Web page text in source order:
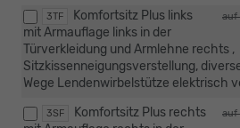
3TF auf
Komfortsitz Plus links
mit Armauflage links in der
Türverkleidung und Armlehne rechts ,
Sitzkissenneigungsverstellung,
Wege Lendenwirbelstütze elektrisch
3SF auf
Komfortsitz Plus rechts